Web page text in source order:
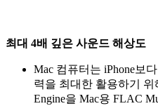
최대 4배 깊은 사운드 해상도
Mac 컴퓨터는 iPhone보
력을 최대한 활용하기
Engine을 Mac용 FLAC